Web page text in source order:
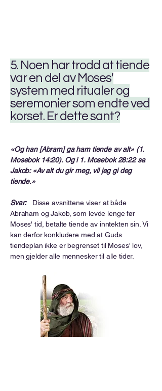
5. Noen har trodd at tiende
var en del av Moses'
system med ritualer og
seremonier som endte ved
korset. Er dette sant?
«Og han [Abram] ga ham tiende av alt» (1.
Mosebok 14:20). Og i 1. Mosebok 28:22 sa
Jakob: «Av alt du gir meg, vil jeg gi deg
tiende.»
Svar:Disse avsnittene viser at både
Abraham og Jakob, som levde lenge før
Moses' tid, betalte tiende av inntekten sin. Vi
kan derfor konkludere med at Guds
tiendeplan ikke er begrenset til Moses' lov,
men gjelder alle mennesker til alle tider.